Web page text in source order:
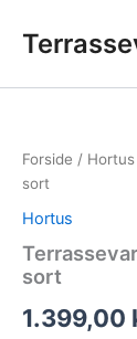
Forside / Hortus
sort
Hortus
sort
1.399,00